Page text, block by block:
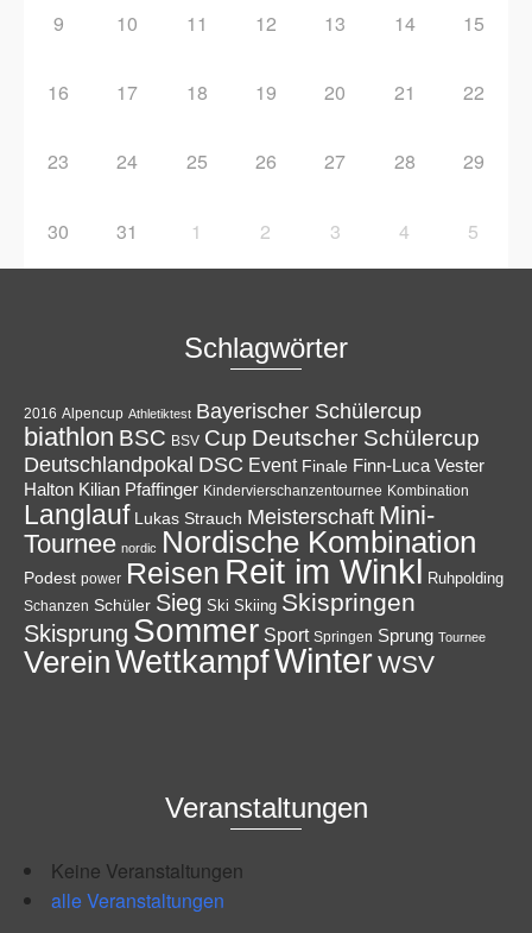
9 10 11 12 13 14 15
16 17 18 19 20 21 22
23 24 25 26 27 28 29
30 31 1 2 3 4 5
Schlagwörter
2016 Alpencup Athletiktest Bayerischer Schülercup
biathlon BSC BSV Cup Deutscher Schülercup
Deutschlandpokal DSC Event Finale Finn-Luca Vester
Halton Kilian Pfaffinger Kindervierschanzentournee Kombination
Langlauf Lukas Strauch Meisterschaft Mini-
Tournee nordic Nordische Kombination
Podest power Reisen Reit im Winkl Ruhpolding
Schanzen Schüler Sieg Ski Skiing Skispringen
Skisprung Sommer Sport Springen Sprung Tournee
VereinWettkampfWinterWSV
Veranstaltungen
Keine Veranstaltungen
alle Veranstaltungen